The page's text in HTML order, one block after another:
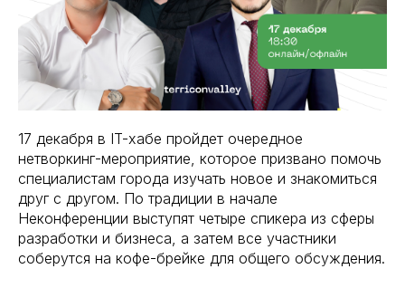
17 декабря в IT-хабе пройдет очередное
нетворкинг-мероприятие, которое призвано помочь
специалистам города изучать новое и знакомиться
друг с другом. По традиции в начале
Неконференции выступят четыре спикера из сферы
разработки и бизнеса, а затем все участники
соберутся на кофе-брейке для общего обсуждения.